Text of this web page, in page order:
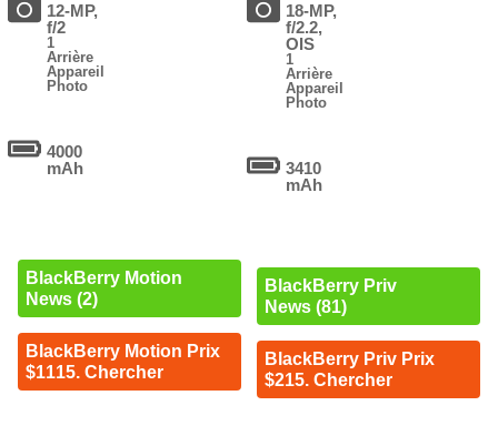
12-MP,
f/2
1
Arrière
Appareil
Photo
4000
mAh
BlackBerry Motion
News (2)
BlackBerry Motion Prix
$1115. Chercher
18-MP,
f/2.2,
OIS
1
Arrière
Appareil
Photo
3410
mAh
BlackBerry Priv
News (81)
BlackBerry Priv Prix
$215. Chercher